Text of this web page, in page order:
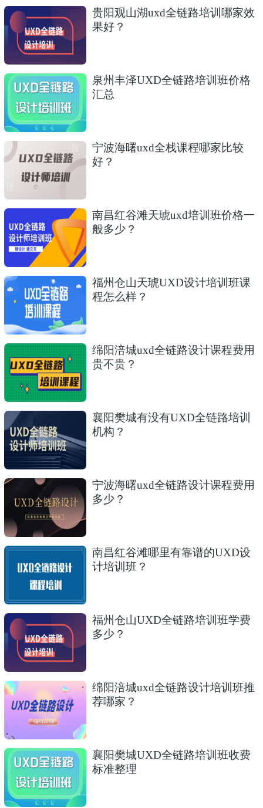
贵阳观山湖uxd全链路培训哪家效
果好？
泉州丰泽UXD全链路培训班价格
汇总
宁波海曙uxd全栈课程哪家比较
好？
南昌红谷滩天琥uxd培训班价格一
般多少？
福州仓山天琥UXD设计培训班课
程怎么样？
绵阳涪城uxd全链路设计课程费用
贵不贵？
襄阳樊城有没有UXD全链路培训
机构？
宁波海曙uxd全链路设计课程费用
多少？
南昌红谷滩哪里有靠谱的UXD设
计培训班？
福州仓山UXD全链路培训班学费
多少？
绵阳涪城uxd全链路设计培训班推
荐哪家？
襄阳樊城UXD全链路培训班收费
标准整理